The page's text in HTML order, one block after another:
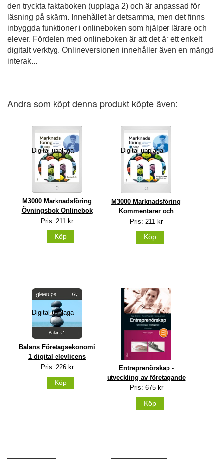
den tryckta faktaboken (upplaga 2) och är anpassad för
läsning på skärm. Innehållet är detsamma, men det finns
inbyggda funktioner i onlineboken som hjälper lärare och
elever. Fördelen med onlineboken är att det är ett enkelt
digitalt verktyg. Onlineversionen innehåller även en mängd
interak...
Andra som köpt denna produkt köpte även:
Digital upplaga
M3000 Marknadsföring
Övningsbok Onlinebok
Pris: 211 kr
Köp
Digital upplaga
M3000 Marknadsföring
Kommentarer och
Pris: 211 kr
Köp
Digital upplaga
Balans Företagsekonomi
1 digital elevlicens
Pris: 226 kr
Köp
Entreprenörskap -
utveckling av företagande
Pris: 675 kr
Köp